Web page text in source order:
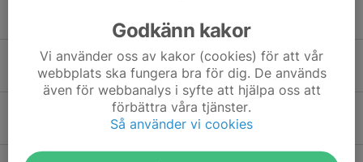
6 aug 2023
Spontanträning
30 jul 2023 0
Sommarträning
5 jul 2023 0
Godkänn kakor
Vi använder oss av kakor (cookies) för att vår
webbplats ska fungera bra för dig. De används
även för webbanalys i syfte att hjälpa oss att
förbättra våra tjänster.
Så använder vi cookies